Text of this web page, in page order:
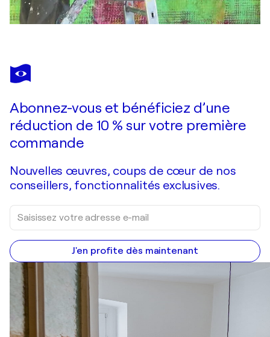
Abonnez-vous et bénéficiez d’une
réduction de 10 % sur votre première
commande
Nouvelles œuvres, coups de cœur de nos
conseillers, fonctionnalités exclusives.
J'en profite dès maintenant